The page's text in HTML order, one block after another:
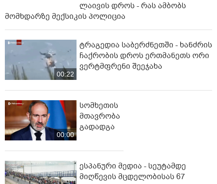
ლაივის დროს - რას ამბობს
მომხდარზე მექსიკის პოლიცია
00:22
ტრაგედია საბერძნეთში - ხანძრის
ჩაქრობის დროს ერთმანეთს ორი
ვერტმფრენი შეეჯახა
00:00
სომხეთის
მთავრობა
გადადგა
ესპანური მედია - სეუტამდე
მიღწევის მცდელობისას 67